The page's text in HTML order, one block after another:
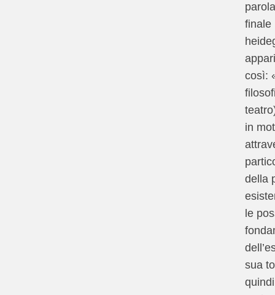
finale
così:
in
della
le
sua